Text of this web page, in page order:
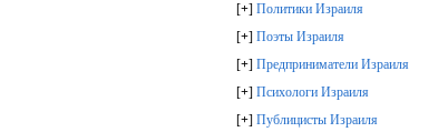
[+] Политики Израиля
[+] Поэты Израиля
[+] Предприниматели Израиля
[+] Психологи Израиля
[+] Публицисты Израиля